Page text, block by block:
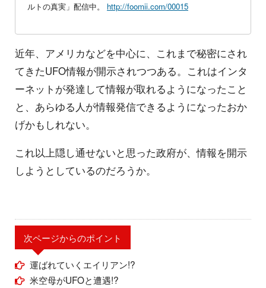
ルトの真実」配信中。 http://foomii.com/00015
近年、アメリカなどを中心に、これまで秘密にされ
てきたUFO情報が開示されつつある。これはインタ
ーネットが発達して情報が取れるようになったこと
と、あらゆる人が情報発信できるようになったおか
げかもしれない。
これ以上隠し通せないと思った政府が、情報を開示
しようとしているのだろうか。
次ページからのポイント
運ばれていくエイリアン!?
米空母がUFOと遭遇!?